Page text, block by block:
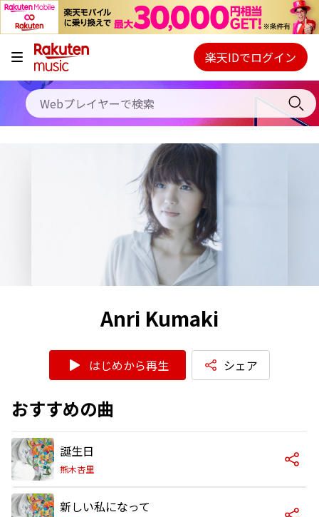
キャンペーン
料金プラン
使い方
初回30日間無料お試し
Webプレイヤー
ご契約内容の確認・変更
楽天IDでログイン
Anri Kumaki
はじめから再生 シェア
おすすめの曲
誕生日
熊木杏里
新しい私になって